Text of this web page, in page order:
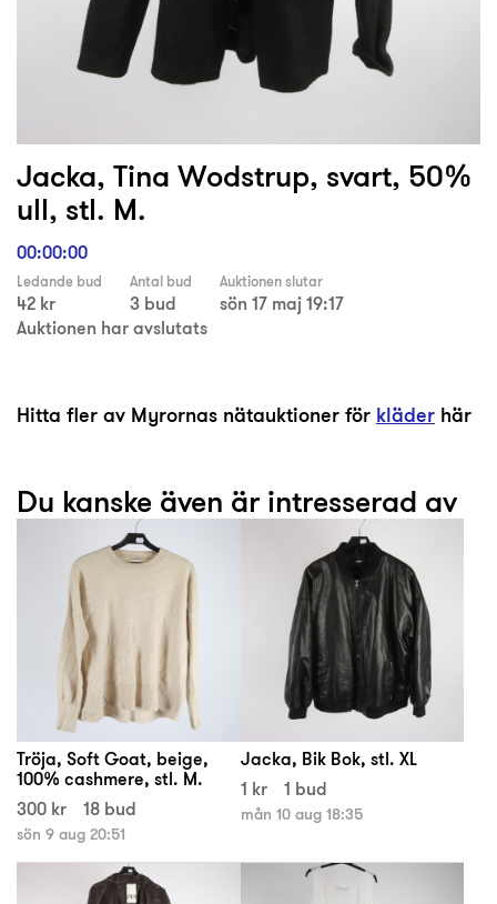
Jacka, Tina Wodstrup, svart, 50%
ull, stl. M.
00:00:00
Ledande bud
42 kr
Antal bud
3 bud
Auktionen slutar
sön 17 maj 19:17
Auktionen har avslutats
Hitta fler av Myrornas nätauktioner för kläder här
Du kanske även är intresserad av
Tröja, Soft Goat, beige,
100% cashmere, stl. M.
300 kr
18 bud
sön 9 aug 20:51
Jacka, Bik Bok, stl. XL
1 kr
1 bud
mån 10 aug 18:35